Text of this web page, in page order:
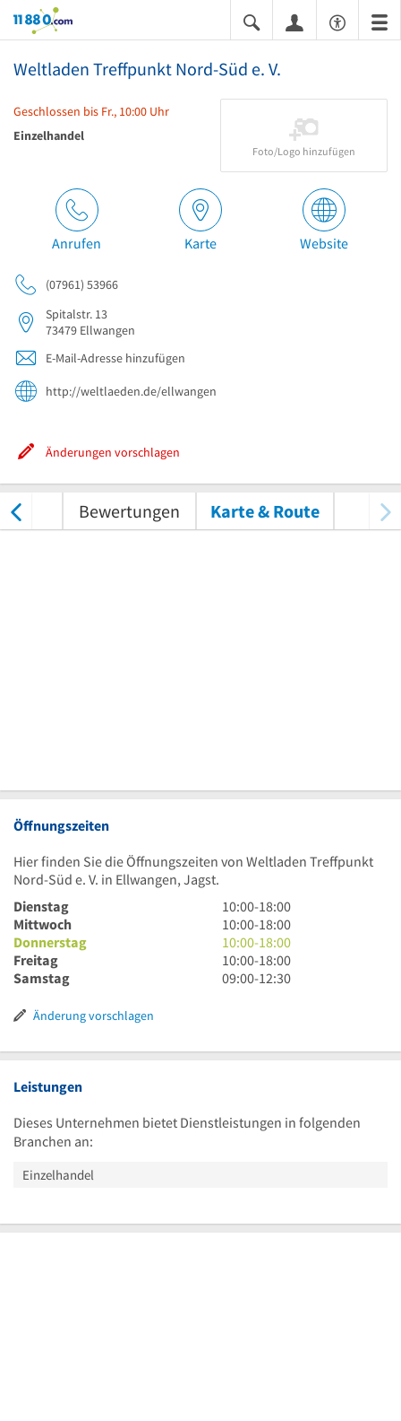
11880.com
Weltladen Treffpunkt Nord-Süd e. V.
Geschlossen bis Fr., 10:00 Uhr
Einzelhandel
Foto/Logo hinzufügen
Anrufen Karte Website
(07961) 53966
Spitalstr. 13
73479 Ellwangen
E-Mail-Adresse hinzufügen
http://weltlaeden.de/ellwangen
Änderungen vorschlagen
Bewertungen Karte & Route
Öffnungszeiten
Hier finden Sie die Öffnungszeiten von Weltladen Treffpunkt
Nord-Süd e. V. in Ellwangen, Jagst.
Dienstag
10
Uhr
bis
18
Uhr
10:00-18:00
Mittwoch
10
Uhr
bis
18
10:00-18:00
Donnerstag
10
Uhr
bis
10:00-18:00
Freitag
10
Uhr
10:00-18:00
Samstag
9
Uhr
09:00-12:30
Änderung vorschlagen
Leistungen
Dieses Unternehmen bietet Dienstleistungen in folgenden
Branchen an:
Einzelhandel